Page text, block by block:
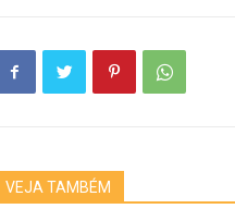
VEJA TAMBÉM